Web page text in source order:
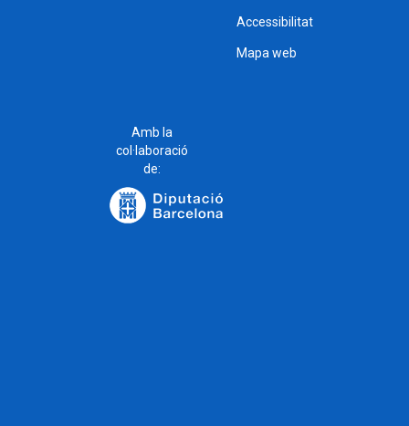
Accessibilitat
Mapa web
Amb la
col·laboració
de: